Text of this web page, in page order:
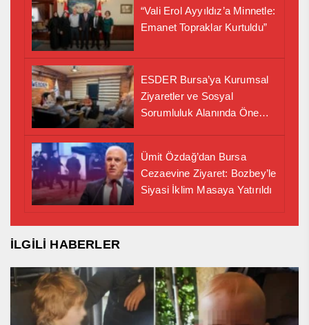
“Vali Erol Ayyıldız’a Minnetle:
Emanet Topraklar Kurtuldu”
ESDER Bursa’ya Kurumsal
Ziyaretler ve Sosyal
Sorumluluk Alanında Önemli
Ümit Özdağ’dan Bursa
Cezaevine Ziyaret: Bozbey’le
Siyasi İklim Masaya Yatırıldı
İLGİLİ HABERLER